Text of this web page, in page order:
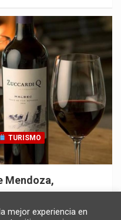
TURISMO
Mendoza,
mejor experiencia en